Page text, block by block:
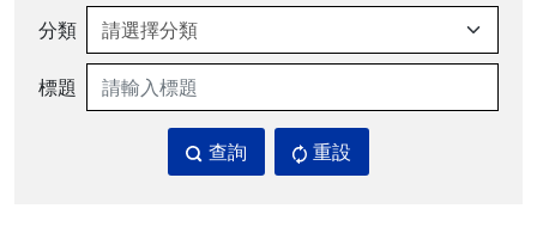
分類
標題
查詢 重設